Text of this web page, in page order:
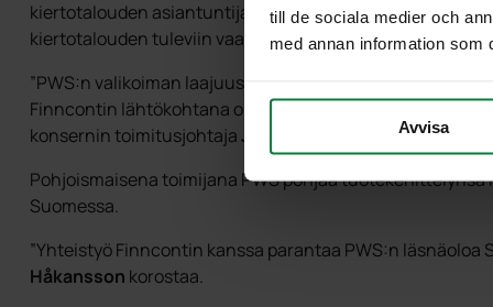
till de sociala medier och
med annan information som
Avvisa
kiertotalouden asiantuntija Finncont on edelläkävijä
kiertotalouden tuleviin vaatimuksiin muun muassa
”PWS:n valikoiman laajuus ja jatkuva tuotekehitys
Finncontin lähtökohtana on aina ollut kestävien ja
konsernin toimitusjohtajaJyri Partanen
sanoo.
Pohjoismaisena toimijana PWS pohjaa
Suomessa.
”Yhteistyö Finncontin kanssa parantaa PWS:n
Håkansson korostaa.